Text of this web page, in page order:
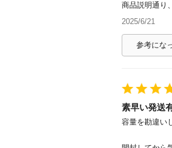
商品説明通り
2025/6/21
参考にな
素早い発送
容量を勘違い